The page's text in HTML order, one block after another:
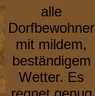
alle
Dorfbewohner
mit mildem,
beständigem
Wetter. Es